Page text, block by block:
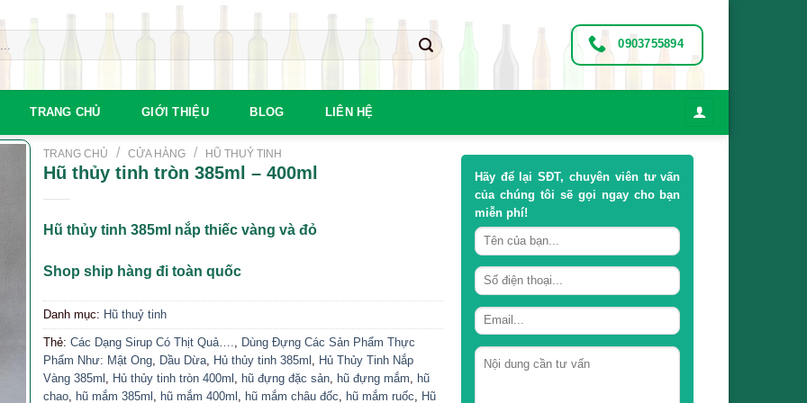
0903755894
TRANG CHỦ GIỚI THIỆU BLOG LIÊN HỆ
TRANG CHỦ / CỬA HÀNG / HŨ THUỶ TINH
Hũ thủy tinh tròn 385ml – 400ml
Hũ thủy tinh 385ml nắp thiếc vàng và đỏ
Shop ship hàng đi toàn quốc
Danh mục: Hũ thuỷ tinh
Thẻ:Các Dạng Sirup Có Thịt Quả…., Dùng Đựng Các Sản Phẩm Thực
Phẩm Như: Mật Ong, Dầu Dừa, Hủ thủy tinh 385ml , Hủ Thủy Tinh Nắp
Vàng 385ml , Hủ thủy tinh tròn 400ml , hũ đựng đặc sản, hũ đựng mắm, hũ
chao, hũ mắm 385ml , hũ mắm 400ml , hũ mắm châu đốc, hũ mắm ruốc, Hũ
Hãy để lại SĐT, chuyên viên tư vấn
của chúng tôi sẽ gọi ngay cho bạn
miễn phí!